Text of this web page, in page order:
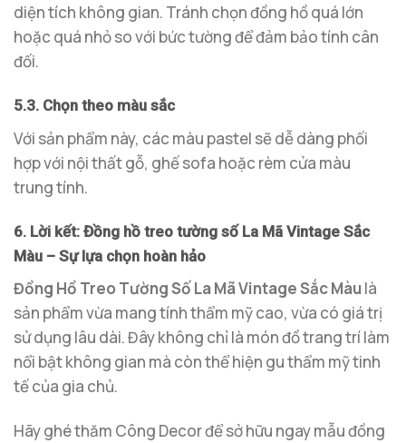
diện tích không gian. Tránh chọn đồng hồ quá lớn
hoặc quá nhỏ so với bức tường để đảm bảo tính cân
đối.
5.3. Chọn theo màu sắc
Với sản phẩm này, các màu pastel sẽ dễ dàng phối
hợp với nội thất gỗ, ghế sofa hoặc rèm cửa màu
trung tính.
6. Lời kết: Đồng hồ treo tường số La Mã Vintage Sắc
Màu – Sự lựa chọn hoàn hảo
Đồng Hồ Treo Tường Số La Mã Vintage Sắc Màulà
sản phẩm vừa mang tính thẩm mỹ cao, vừa có giá trị
sử dụng lâu dài. Đây không chỉ là món đồ trang trí làm
nổi bật không gian mà còn thể hiện gu thẩm mỹ tinh
tế của gia chủ.
Hãy ghé thăm Công Decor để sở hữu ngay mẫu đồng